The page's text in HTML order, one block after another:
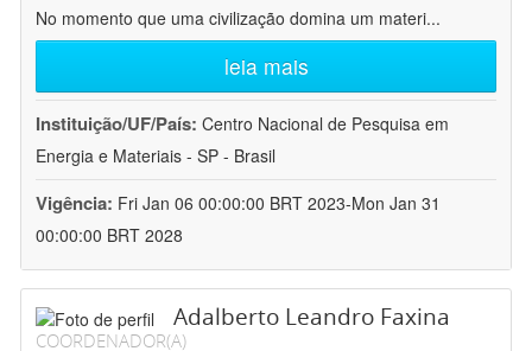
No momento que uma civilização domina um materi...
leia mais
Instituição/UF/País: Centro Nacional de Pesquisa em
Energia e Materiais - SP - Brasil
Vigência: Fri Jan 06 00:00:00 BRT 2023-Mon Jan 31
00:00:00 BRT 2028
Adalberto Leandro Faxina
COORDENADOR(A)